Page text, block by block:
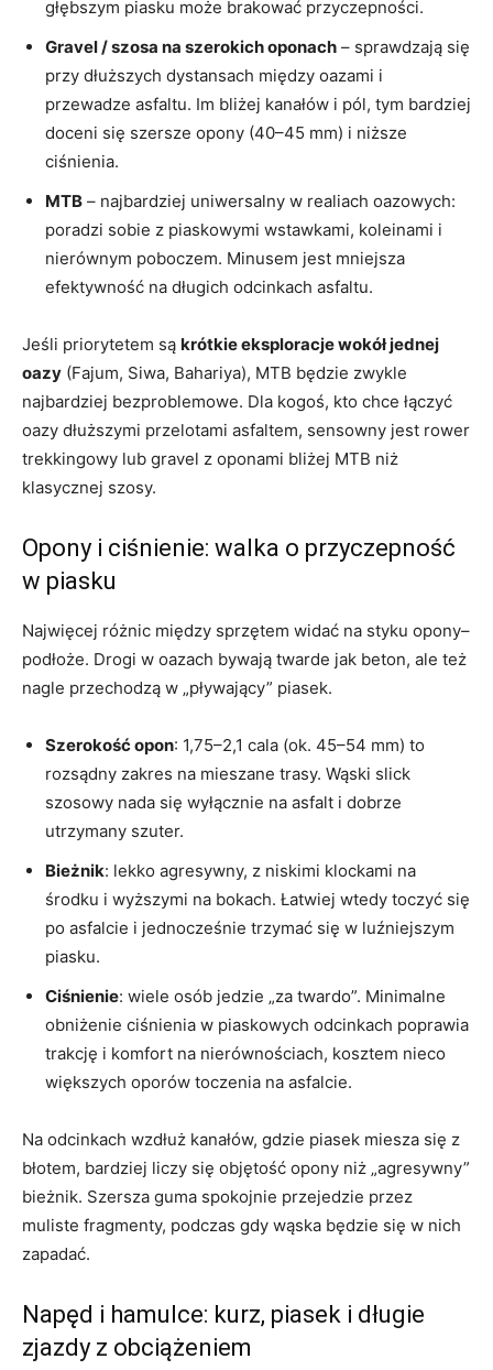
głębszym piasku może brakować przyczepności.
Gravel / szosa na szerokich oponach – sprawdzają się
przy dłuższych dystansach między oazami i
przewadze asfaltu. Im bliżej kanałów i pól, tym bardziej
doceni się szersze opony (40–45 mm) i niższe
ciśnienia.
MTB – najbardziej uniwersalny w realiach oazowych:
poradzi sobie z piaskowymi wstawkami, koleinami i
nierównym poboczem. Minusem jest mniejsza
efektywność na długich odcinkach asfaltu.
Jeśli priorytetem są krótkie eksploracje wokół jednej
oazy (Fajum, Siwa, Bahariya), MTB będzie zwykle
najbardziej bezproblemowe. Dla kogoś, kto chce łączyć
oazy dłuższymi przelotami asfaltem, sensowny jest rower
trekkingowy lub gravel z oponami bliżej MTB niż
klasycznej szosy.
Opony i ciśnienie: walka o przyczepność
w piasku
Najwięcej różnic między sprzętem widać na styku opony–
podłoże. Drogi w oazach bywają twarde jak beton, ale też
nagle przechodzą w „pływający” piasek.
Szerokość opon: 1,75–2,1 cala (ok. 45–54 mm) to
rozsądny zakres na mieszane trasy. Wąski slick
szosowy nada się wyłącznie na asfalt i dobrze
utrzymany szuter.
Bieżnik: lekko agresywny, z niskimi klockami na
środku i wyższymi na bokach. Łatwiej wtedy toczyć się
po asfalcie i jednocześnie trzymać się w luźniejszym
piasku.
Ciśnienie: wiele osób jedzie „za twardo”. Minimalne
obniżenie ciśnienia w piaskowych odcinkach poprawia
trakcję i komfort na nierównościach, kosztem nieco
większych oporów toczenia na asfalcie.
Na odcinkach wzdłuż kanałów, gdzie piasek miesza się z
błotem, bardziej liczy się objętość opony niż „agresywny”
bieżnik. Szersza guma spokojnie przejedzie przez
muliste fragmenty, podczas gdy wąska będzie się w nich
zapadać.
Napęd i hamulce: kurz, piasek i długie
zjazdy z obciążeniem